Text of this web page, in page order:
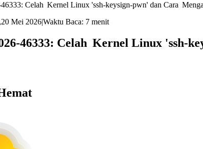
Celah Kernel Linux 'ssh-keysign-pwn' dan Cara
20 Mei 2026|Waktu Baca: 7 menit
46333: Celah Kernel Linux 'ssh-